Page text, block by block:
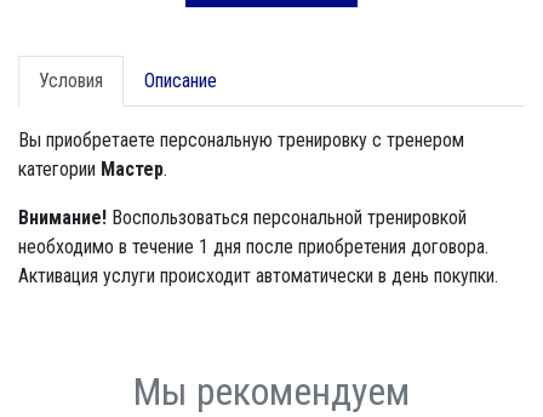
Условия Описание
Вы приобретаете персональную тренировку с тренером
категории Мастер.
Внимание! Воспользоваться персональной тренировкой
необходимо в течение 1 дня после приобретения договора.
Активация услуги происходит автоматически в день покупки.
Мы рекомендуем